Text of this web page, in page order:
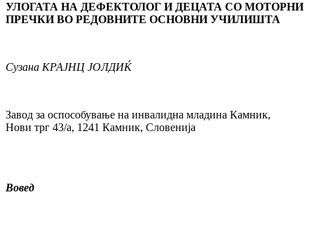
УЛОГАТА НА ДЕФЕКТОЛОГ И ДЕЦАТА СО МОТОРНИ
ПРЕЧКИ ВО РЕДОВНИТЕ ОСНОВНИ УЧИЛИШТА
Сузана КРАЈНЦ ЈОЛДИЌ
Завод за оспособување на инвалидна младина Камник,
Нови трг 43/а, 1241 Камник, Словенија
Вовед